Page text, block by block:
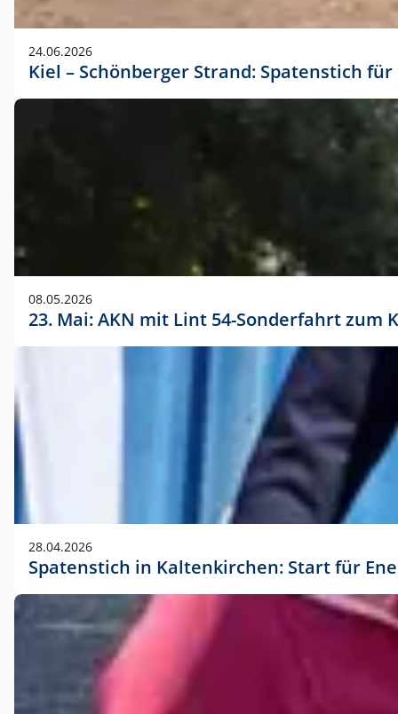
24.06.2026
Kiel – Schönberger Strand: Spatenstich
08.05.2026
23. Mai: AKN mit Lint 54-Sonderfahrt
28.04.2026
Spatenstich in Kaltenkirchen: Start für